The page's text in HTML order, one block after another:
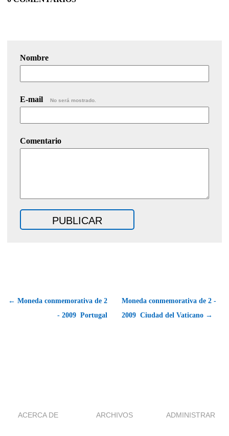
Nombre
E-mail No será mostrado.
Comentario
← Moneda conmemorativa de 2
- 2009  Portugal
Moneda conmemorativa de 2 -
2009  Ciudad del Vaticano →
ACERCA DE ARCHIVOS ADMINISTRAR